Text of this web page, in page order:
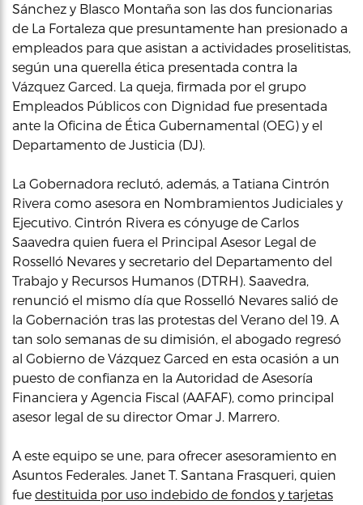
Sánchez y Blasco Montaña son las dos funcionarias
de La Fortaleza que presuntamente han presionado a
empleados para que asistan a actividades proselitistas,
según una querella ética presentada contra la
Vázquez Garced. La queja, firmada por el grupo
Empleados Públicos con Dignidad fue presentada
ante la Oficina de Ética Gubernamental (OEG) y el
Departamento de Justicia (DJ).
La Gobernadora reclutó, además, a Tatiana Cintrón
Rivera como asesora en Nombramientos Judiciales y
Ejecutivo. Cintrón Rivera es cónyuge de Carlos
Saavedra quien fuera el Principal Asesor Legal de
Rosselló Nevares y secretario del Departamento del
Trabajo y Recursos Humanos (DTRH). Saavedra,
renunció el mismo día que Rosselló Nevares salió de
la Gobernación tras las protestas del Verano del 19. A
tan solo semanas de su dimisión, el abogado regresó
al Gobierno de Vázquez Garced en esta ocasión a un
puesto de confianza en la Autoridad de Asesoría
Financiera y Agencia Fiscal (AAFAF), como principal
asesor legal de su director Omar J. Marrero.
A este equipo se une, para ofrecer asesoramiento en
Asuntos Federales. Janet T. Santana Frasqueri, quien
fue destituida por uso indebido de fondos y tarjetas